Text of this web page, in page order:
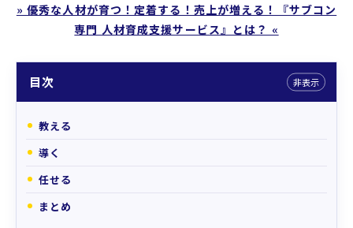
» 優秀な人材が育つ！定着する！売上が増える！『サブコン
専門 人材育成支援サービス』とは？ «
目次 非表示
教える
導く
任せる
まとめ